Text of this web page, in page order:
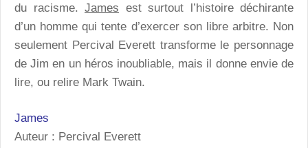
du racisme. James est surtout l’histoire déchirante
d’un homme qui tente d’exercer son libre arbitre. Non
seulement Percival Everett transforme le personnage
de Jim en un héros inoubliable, mais il donne envie de
lire, ou relire Mark Twain.
James
Auteur : Percival Everett